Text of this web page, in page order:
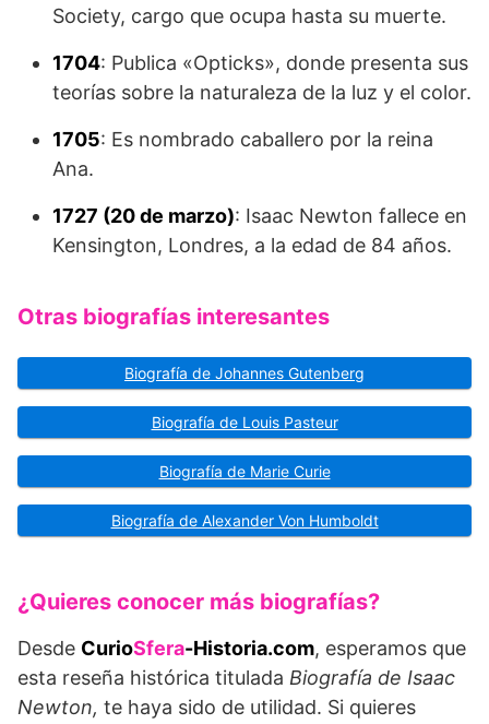
Society, cargo que ocupa hasta su muerte.
1704: Publica «Opticks», donde presenta sus
teorías sobre la naturaleza de la luz y el color.
1705: Es nombrado caballero por la reina
Ana.
1727 (20 de marzo): Isaac Newton fallece en
Kensington, Londres, a la edad de 84 años.
Otras biografías interesantes
Biografía de Johannes Gutenberg
Biografía de Louis Pasteur
Biografía de Marie Curie
Biografía de Alexander Von Humboldt
¿Quieres conocer más biografías?
Desde CurioSfera-Historia.com, esperamos que
esta reseña histórica titulada Biografía de Isaac
Newton, te haya sido de utilidad. Si quieres